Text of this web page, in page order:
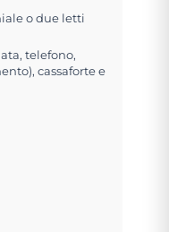
o due letti
telefono,
cassaforte e